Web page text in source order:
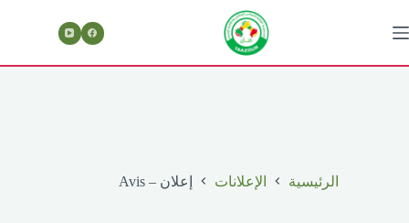
إلى
المحتوى
الرئيسية الإعلانات إعلان – Avis